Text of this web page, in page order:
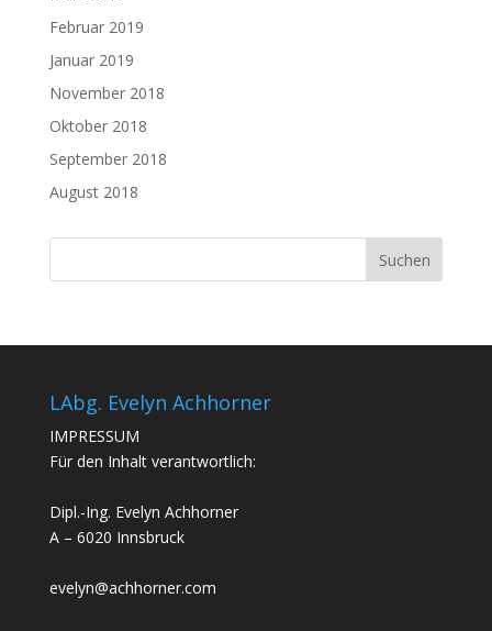
Februar 2019
Januar 2019
November 2018
Oktober 2018
September 2018
August 2018
LAbg. Evelyn Achhorner
IMPRESSUM
Für den Inhalt verantwortlich:
Dipl.-Ing. Evelyn Achhorner
A – 6020 Innsbruck
evelyn@achhorner.com